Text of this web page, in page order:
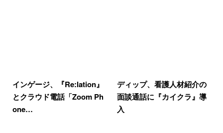
インゲージ、『Re:lation』
とクラウド電話「Zoom Ph
one…
ディップ、看護人材紹介の
面談通話に『カイクラ』導
入